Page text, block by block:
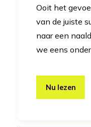
Ooit het
van de juiste
naar een
we eens
Nu lezen